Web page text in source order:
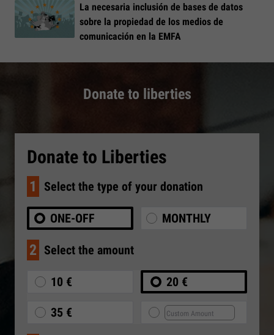
La necesaria inclusión de bases de datos
sobre la propiedad de los medios de
comunicación en la EMFA
Donate to liberties
Donate to Liberties
1 Select the type of your donation
ONE-OFF MONTHLY
2 Select the amount
10 € 20 €
35 €